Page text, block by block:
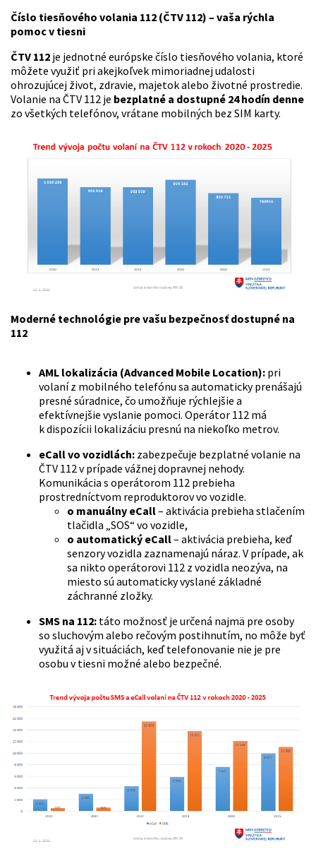
Číslo tiesňového volania 112 (ČTV 112) – vaša rýchla
pomoc v tiesni
ČTV 112 je jednotné európske číslo tiesňového volania, ktoré
môžete využiť pri akejkoľvek mimoriadnej udalosti
ohrozujúcej život, zdravie, majetok alebo životné prostredie.
Volanie na ČTV 112 je bezplatné a dostupné 24 hodín denne
zo všetkých telefónov, vrátane mobilných bez SIM karty.
Moderné technológie pre vašu bezpečnosť dostupné na
112
AML lokalizácia (Advanced Mobile Location): pri
volaní z mobilného telefónu sa automaticky prenášajú
presné súradnice, čo umožňuje rýchlejšie a
efektívnejšie vyslanie pomoci. Operátor 112 má
k dispozícii lokalizáciu presnú na niekoľko metrov.
eCall vo vozidlách: zabezpečuje bezplatné volanie na
ČTV 112 v prípade vážnej dopravnej nehody.
Komunikácia s operátorom 112 prebieha
prostredníctvom reproduktorov vo vozidle.
o manuálny eCall– aktivácia prebieha stlačením
tlačidla „SOS“ vo vozidle,
o automatický eCall– aktivácia prebieha, keď
senzory vozidla zaznamenajú náraz. V prípade, ak
sa nikto operátorovi 112 z vozidla neozýva, na
miesto sú automaticky vyslané základné
záchranné zložky.
SMS na 112: táto možnosť je určená najmä pre osoby
so sluchovým alebo rečovým postihnutím, no môže byť
využitá aj v situáciách, keď telefonovanie nie je pre
osobu v tiesni možné alebo bezpečné.